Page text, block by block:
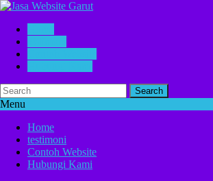
Search
Menu
Home
testimoni
Contoh Website
Hubungi Kami